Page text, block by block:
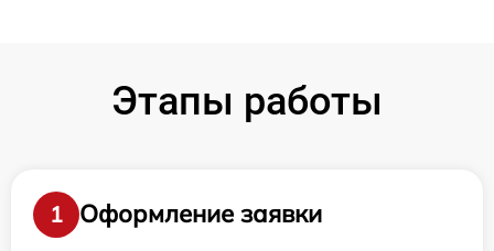
Этапы работы
1
Оформление заявки